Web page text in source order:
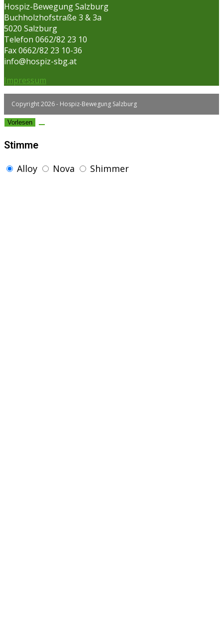
Hospiz-Bewegung Salzburg
Buchholzhofstraße 3 & 3a
5020 Salzburg
Telefon 0662/82 23 10
Fax 0662/82 23 10-36
info@hospiz-sbg.at
Impressum
Copyright 2026 - Hospiz-Bewegung Salzburg
Vorlesen
Stimme
Alloy
Nova Shimmer